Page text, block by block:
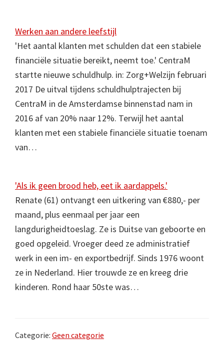
Werken aan andere leefstijl
'Het aantal klanten met schulden dat een stabiele
financiële situatie bereikt, neemt toe.' CentraM
startte nieuwe schuldhulp. in: Zorg+Welzijn februari
2017 De uitval tijdens schuldhulptrajecten bij
CentraM in de Amsterdamse binnenstad nam in
2016 af van 20% naar 12%. Terwijl het aantal
klanten met een stabiele financiële situatie toenam
van…
'Als ik geen brood heb, eet ik aardappels.'
Renate (61) ontvangt een uitkering van €880,- per
maand, plus eenmaal per jaar een
langdurigheidtoeslag. Ze is Duitse van geboorte en
goed opgeleid. Vroeger deed ze administratief
werk in een im- en exportbedrijf. Sinds 1976 woont
ze in Nederland. Hier trouwde ze en kreeg drie
kinderen. Rond haar 50ste was…
Categorie: Geen categorie